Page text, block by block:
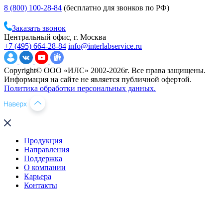
8 (800) 100-28-84 (бесплатно для звонков по РФ)
Заказать звонок
Центральный офис, г. Москва
+7 (495) 664-28-84 info@interlabservice.ru
Copyright© ООО «ИЛС» 2002-2026г. Все права защищены.
Информация на сайте не является публичной офертой.
Политика обработки персональных данных.
Продукция
Направления
Поддержка
О компании
Карьера
Контакты